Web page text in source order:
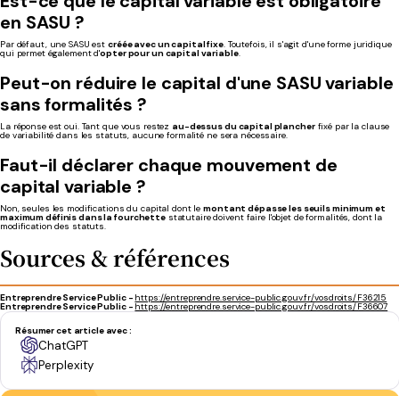
en SASU ?
Par défaut, une SASU est créée avec un capital fixe. Toutefois, il s'agit d'une forme juridique
qui permet également d'opter pour un capital variable.
Peut-on réduire le capital d'une SASU variable
sans formalités ?
La réponse est oui. Tant que vous restez au-dessus du capital plancherfixé par la clause
de variabilité dans les statuts, aucune formalité ne sera nécessaire.
Faut-il déclarer chaque mouvement de
capital variable ?
Non, seules les modifications du capital dont lemontant dépasse les seuils minimum et
maximum définis dans la fourchettestatutaire doivent faire l'objet de formalités, dont la
modification des statuts.
Sources & références
Entreprendre Service Public - https://entreprendre.service-public.gouv.fr/vosdroits/F36215
Entreprendre Service Public - https://entreprendre.service-public.gouv.fr/vosdroits/F36607
Résumer cet article avec :
ChatGPT
Perplexity